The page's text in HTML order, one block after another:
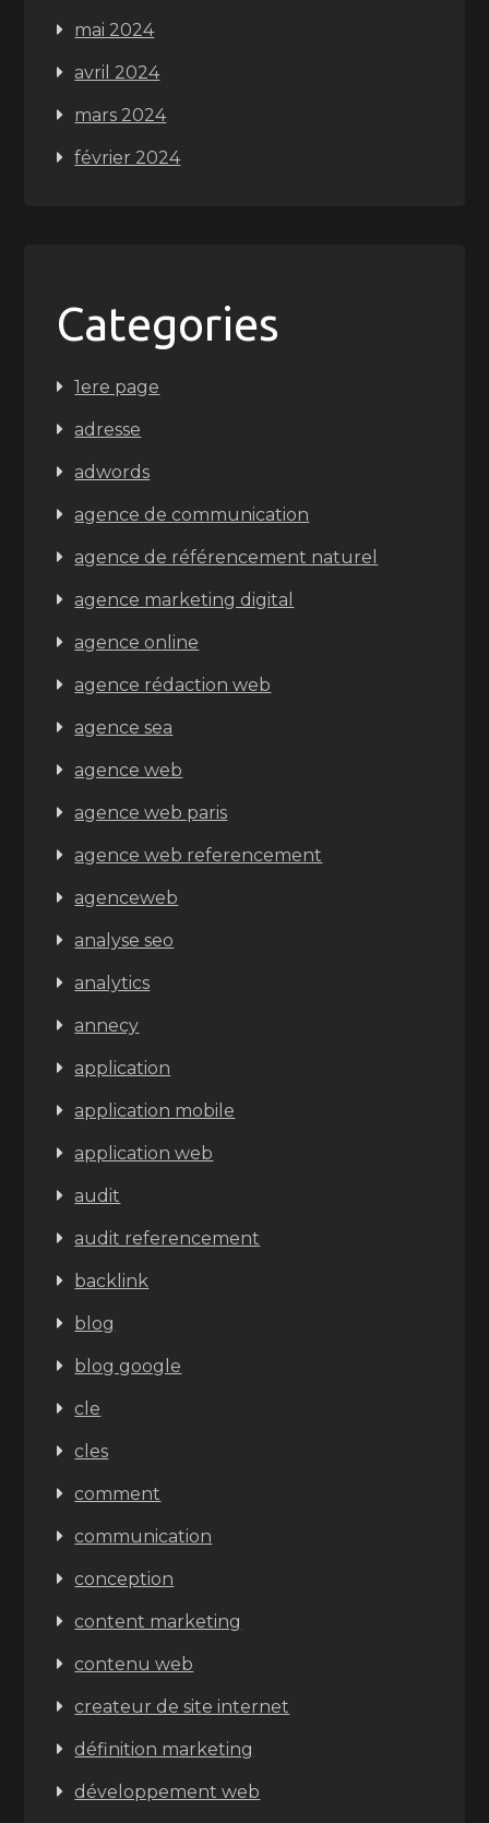
mai 2024
avril 2024
mars 2024
février 2024
Categories
1ere page
adresse
adwords
agence de communication
agence de référencement naturel
agence marketing digital
agence online
agence rédaction web
agence sea
agence web
agence web paris
agence web referencement
agenceweb
analyse seo
analytics
annecy
application
application mobile
application web
audit
audit referencement
backlink
blog
blog google
cle
cles
comment
communication
conception
content marketing
contenu web
createur de site internet
définition marketing
développement web